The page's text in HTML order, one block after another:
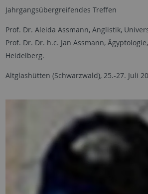
Jahrgangsübergreifendes Treffen
Prof. Dr. Aleida Assmann, Anglistik,
Prof. Dr. Dr. h.c. Jan Assmann,
Heidelberg.
Altglashütten (Schwarzwald), 25.-27. Juli